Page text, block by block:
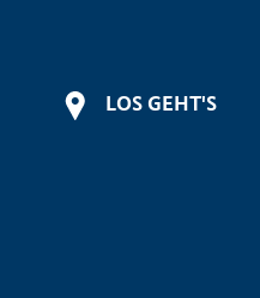
LOS GEHT'S